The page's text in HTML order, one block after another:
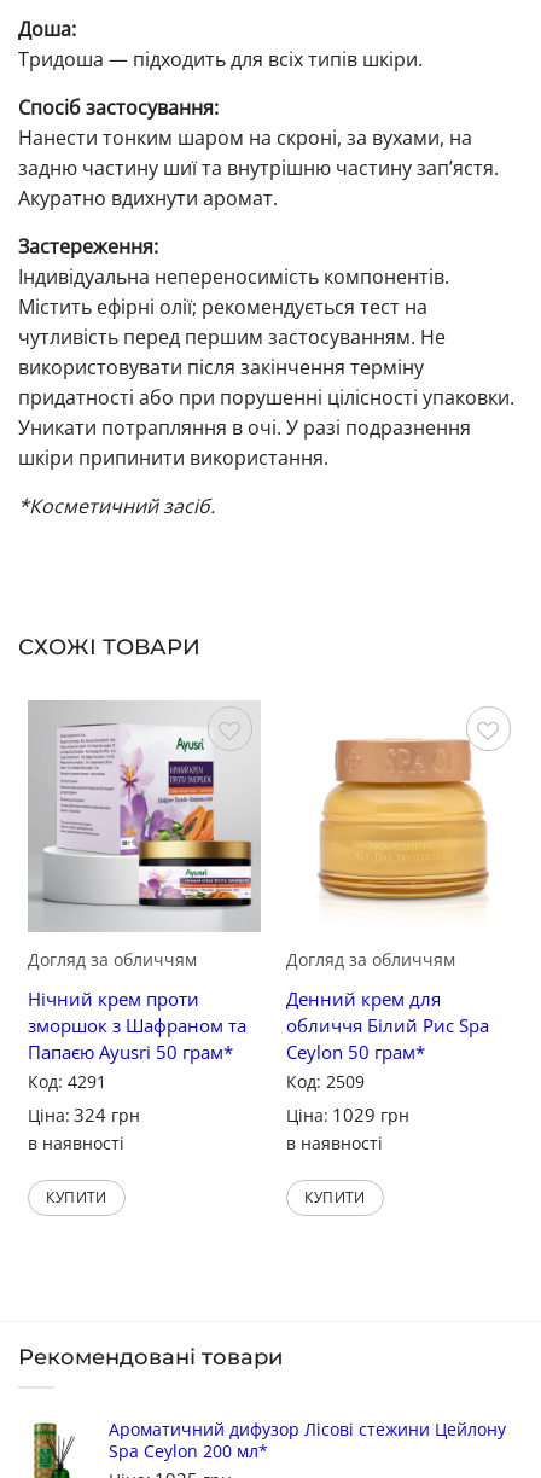
Доша:
Тридоша — підходить для всіх типів шкіри.
Спосіб застосування:
Нанести тонким шаром на скроні, за вухами, на
задню частину шиї та внутрішню частину запʼястя.
Акуратно вдихнути аромат.
Застереження:
Індивідуальна непереносимість компонентів.
Містить ефірні олії; рекомендується тест на
чутливість перед першим застосуванням. Не
використовувати після закінчення терміну
придатності або при порушенні цілісності упаковки.
Уникати потрапляння в очі. У разі подразнення
шкіри припинити використання.
*Косметичний засіб.
СХОЖІ ТОВАРИ
Зберегти
Догляд за обличчям
Нічний крем проти
зморшок з Шафраном та
Папаєю Ayusri 50 грам*
Код: 4291
Ціна: 324 грн
в наявності
КУПИТИ
Зберегти
Догляд за обличчям
Денний крем для
обличчя Білий Рис Spa
Ceylon 50 грам*
Код: 2509
Ціна: 1029 грн
в наявності
КУПИТИ
Рекомендовані товари
Ароматичний дифузор Лісові стежини Цейлону
Spa Ceylon 200 мл*